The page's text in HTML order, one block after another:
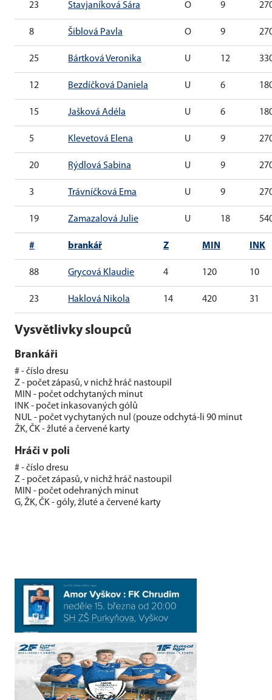
23 Stavjaníková Sára O 9
8 Šiblová Pavla O 9
25 Bártková Veronika U 12
12 Bezdíčková Daniela U 6
15 Jašková Adéla U 6
5 Klevetová Elena U 9
20 Rýdlová Sabina U 9
3 Trávníčková Ema U 9
19 Zamazalová Julie U 18
# brankář Z MIN INK
88 Grycová Klaudie 4 120 10
23 Haklová Nikola 14 420 31
Vysvětlivky sloupců
Brankáři
# - číslo dresu
Z - počet zápasů, v nichž hráč nastoupil
MIN - počet odchytaných minut
INK - počet inkasovaných gólů
NUL - počet vychytaných nul (pouze odchytá-li 90 minut
ŽK, ČK - žluté a červené karty
Hráči v poli
# - číslo dresu
Z - počet zápasů, v nichž hráč nastoupil
MIN - počet odehraných minut
G, ŽK, ČK - góly, žluté a červené karty